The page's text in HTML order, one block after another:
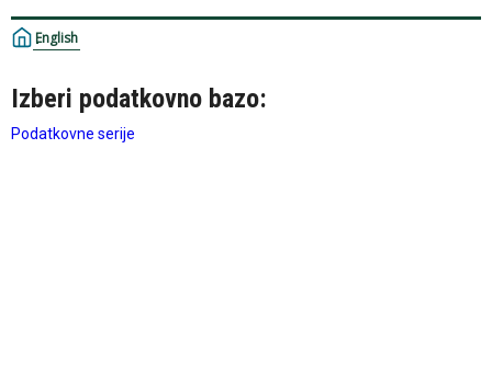
English
Izberi podatkovno bazo:
Podatkovne serije